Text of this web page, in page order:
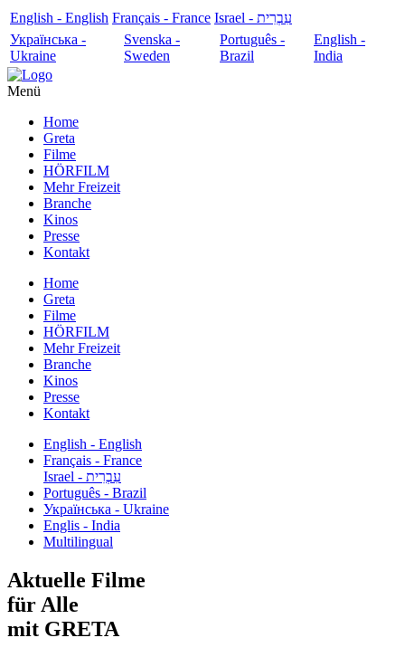
English - English Français - France
עִבְרִית - Israel
Українська -
Ukraine
Svenska -
Sweden
Português -
Brazil
English -
India
Menü
Home
Greta
Filme
HÖRFILM
Mehr Freizeit
Branche
Kinos
Presse
Kontakt
Home
Greta
Filme
HÖRFILM
Mehr Freizeit
Branche
Kinos
Presse
Kontakt
English - English
Français - France
עִבְרִית - Israel
Português - Brazil
Українська - Ukraine
Englis - India
Multilingual
Aktuelle Filme
für Alle
mit GRETA